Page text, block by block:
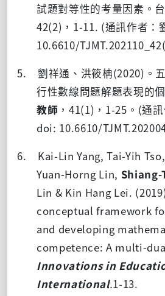
試題對等性的考量因素。
42(2) ， 1-11. (通訊作者：
10.6610/
5. 劉祥通、洪筱柟(2020) 。
行性數線問題解題表現的
教師 ，41(1) ， 1-25 。 (通
doi: 10.6610/
6. Kai-Lin Yang, Tai-Yih
Yuan-Horng Lin,
Lin & Kin Hang Lei.
conceptual framework
and developing
competence: A multi-
Innovations in
International.1-13.